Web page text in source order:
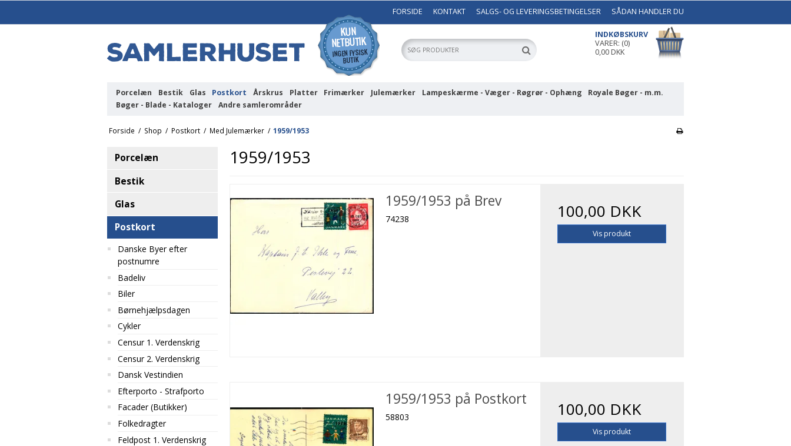
FORSIDE KONTAKT SALGS- OG LEVERINGSBETINGELSER SÅDAN HANDLER DU
INDKØBSKURV
VARER: (0)
0,00 DKK
Porcelæn Bestik Glas Postkort Årskrus Platter Frimærker Julemærker Lampeskærme - Væger - Røgrør - Ophæng
Royale Bøger - m.m.
Bøger - Blade - Kataloger
Andre samlerområder
Forside / Shop / Postkort / Med Julemærker / 1959/1953
Porcelæn
Bestik
Glas
Postkort
Danske Byer efter
postnumre
Badeliv
Biler
Børnehjælpsdagen
Cykler
Censur 1. Verdenskrig
Censur 2. Verdenskrig
Dansk Vestindien
Efterporto - Strafporto
Facader (Butikker)
Folkedragter
Feldpost 1. Verdenskrig
1959/1953
1959/1953 på Brev
74238 100,00 DKK
Vis produkt
1959/1953 på Postkort
58803 100,00 DKK
Vis produkt